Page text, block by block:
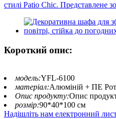
Короткий опис:
модель:YFL-6100
матеріал:Алюміній + ПЕ
Опис продукту:Опис
розмір:90*40*100 см
Надішліть нам електронний